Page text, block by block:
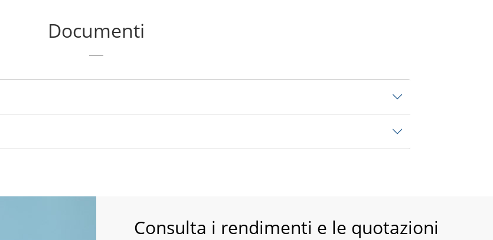
Documenti
Consulta i rendimenti e le quotazioni